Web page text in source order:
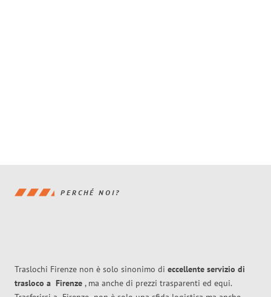
PERCHÉ NOI?
Traslochi Firenze non è solo sinonimo di eccellente servizio di
trasloco a Firenze , ma anche di prezzi trasparenti ed equi.